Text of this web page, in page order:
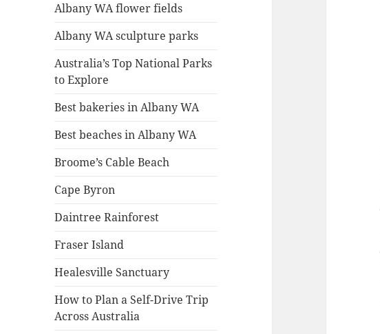
Albany WA flower fields
Albany WA sculpture parks
Australia’s Top National Parks
to Explore
Best bakeries in Albany WA
Best beaches in Albany WA
Broome’s Cable Beach
Cape Byron
Daintree Rainforest
Fraser Island
Healesville Sanctuary
How to Plan a Self-Drive Trip
Across Australia